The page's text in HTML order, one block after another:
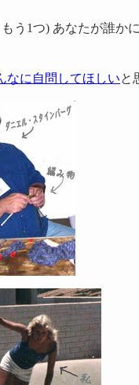
もう1つ) あなたが誰
なに自問してほしいと